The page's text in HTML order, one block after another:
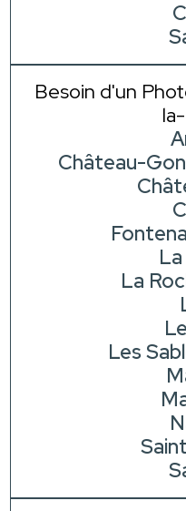
Besoin d'un
Château-
La
Les